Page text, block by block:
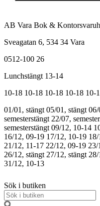
AB Vara Bok &
Sveagatan 6, 534 34 Vara
0512-100 26
Lunchstängt 13-14
10-18 10-18 10-18 10-18 10-
01/01, stängt 05/01, stängt 06/
semesterstängt 22/07,
semesterstängt 09/12, 10-14
16/12, 09-19 17/12, 10-19
21/12, 11-17 22/12, 09-19 23/
26/12, stängt 27/12, stängt
31/12, 10-13
Sök i butiken